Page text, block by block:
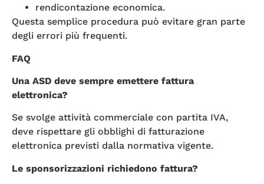
rendicontazione economica.
Questa semplice procedura può evitare gran parte
degli errori più frequenti.
FAQ
Una ASD deve sempre emettere fattura
elettronica?
Se svolge attività commerciale con partita IVA,
deve rispettare gli obblighi di fatturazione
elettronica previsti dalla normativa vigente.
Le sponsorizzazioni richiedono fattura?